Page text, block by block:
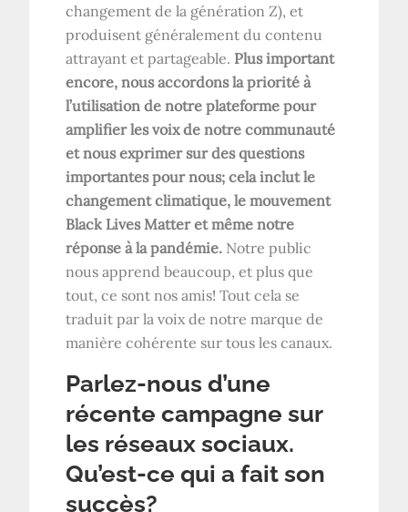
changement de la génération Z), et
produisent généralement du contenu
attrayant et partageable. Plus important
encore, nous accordons la priorité à
l’utilisation de notre plateforme pour
amplifier les voix de notre communauté
et nous exprimer sur des questions
importantes pour nous; cela inclut le
changement climatique, le mouvement
Black Lives Matter et même notre
réponse à la pandémie. Notre public
nous apprend beaucoup, et plus que
tout, ce sont nos amis! Tout cela se
traduit par la voix de notre marque de
manière cohérente sur tous les canaux.
Parlez-nous d’une
récente campagne sur
les réseaux sociaux.
Qu’est-ce qui a fait son
succès?